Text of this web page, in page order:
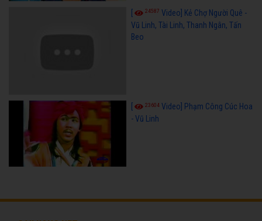
24587 Video] Kẻ Chợ Người Quê -
Vũ Linh, Tài Linh, Thanh Ngân, Tấn
Beo
23604 Video] Phạm Công Cúc Hoa
- Vũ Linh